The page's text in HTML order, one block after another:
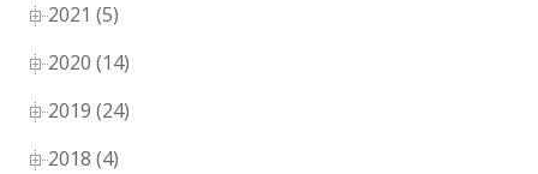
2021 (5)
2020 (14)
2019 (24)
2018 (4)